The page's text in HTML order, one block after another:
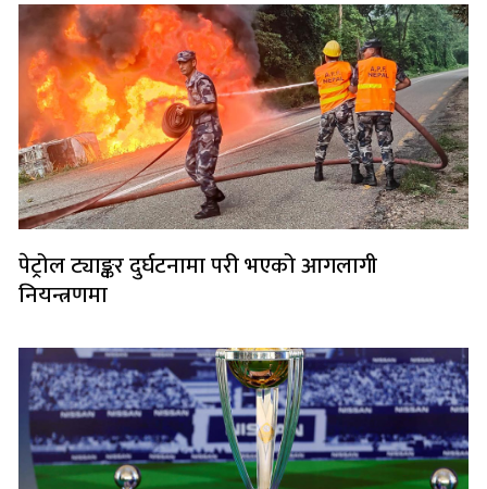
पेट्रोल ट्याङ्कर दुर्घटनामा परी भएको आगलागी
नियन्त्रणमा